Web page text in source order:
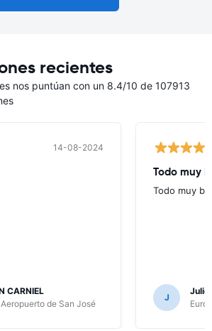
recientes
nos puntúan con un 8.4/10 de 107913
14-08-2024
CARNIEL
de San José
Todo muy
Todo muy
J
Julio